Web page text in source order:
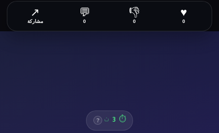
⏱
3 ث ?
♥
0
👎
0
💬
0
↗
مشاركة